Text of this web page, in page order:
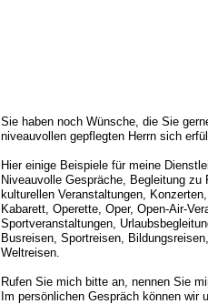
Sie haben noch Wünsche, die Sie
niveauvollen gepflegten Herrn sich
Hier einige Beispiele für meine
Niveauvolle Gespräche, Begleitung
kulturellen Veranstaltungen,
Kabarett, Operette, Oper, Open-Air-
Sportveranstaltungen,
Busreisen, Sportreisen,
Weltreisen.
Rufen Sie mich bitte an, nennen Sie
Im persönlichen Gespräch können wir